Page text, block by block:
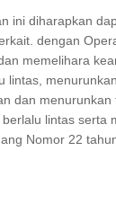
ini diharapkan
dengan
memelihara
lintas,
dan
lintas serta
Nomor 22